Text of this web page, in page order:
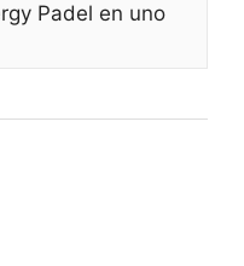
Padel en uno